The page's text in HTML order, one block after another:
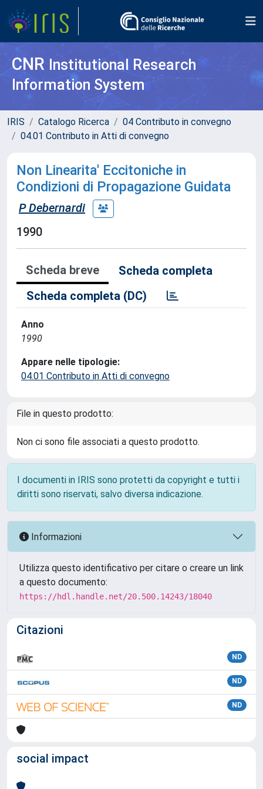
CNR Institutional Research
Information System
IRIS Catalogo Ricerca
04 Contributo in convegno
04.01 Contributo in Atti di convegno
Non Linearita' Eccitoniche in
Condizioni di Propagazione Guidata
P Debernardi
1990
Scheda breve
Scheda completa
Scheda completa (DC)
Anno
1990
Appare nelle tipologie:
04.01 Contributo in Atti di convegno
File in questo prodotto:
Non ci sono file associati a questo prodotto.
I documenti in IRIS sono protetti da copyright e tutti i
diritti sono riservati, salvo diversa indicazione.
Informazioni
Utilizza questo identificativo per citare o creare un link
a questo documento:
https://hdl.handle.net/20.500.14243/18040
Citazioni
ND
ND
ND
social impact